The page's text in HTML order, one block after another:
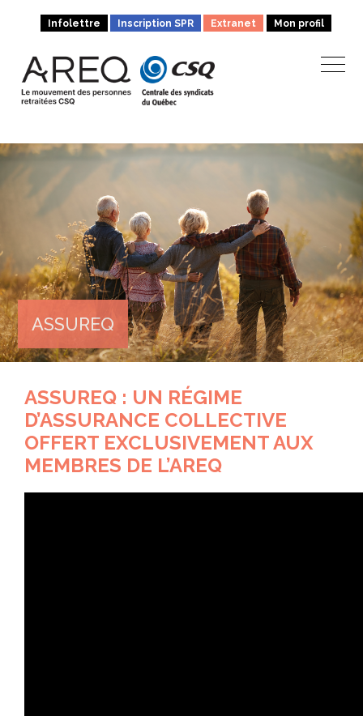
Infolettre Inscription SPR Extranet Mon profil
ASSUREQ
ASSUREQ : UN RÉGIME
D’ASSURANCE COLLECTIVE
OFFERT EXCLUSIVEMENT AUX
MEMBRES DE L’AREQ